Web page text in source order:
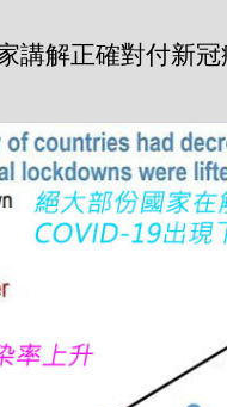
講解正確對付新